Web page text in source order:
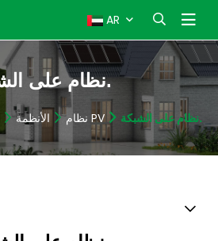
AR
نظام على الشبكة.
الأنظمة نظام PV نظام على الشبكة.